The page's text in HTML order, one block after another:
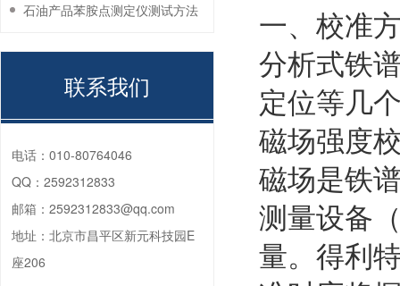
一、校准
分析式铁
定位等几
磁场强度
磁场是铁
测量设备
量。得利
石油产品苯胺点测定仪测试方法
联系我们
电话： 010-80764046
QQ： 2592312833
邮箱： 2592312833@qq.com
地址： 北京市昌平区新元科技园E
座206